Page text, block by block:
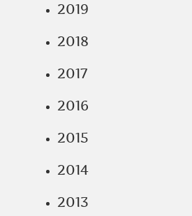
2019
2018
2017
2016
2015
2014
2013